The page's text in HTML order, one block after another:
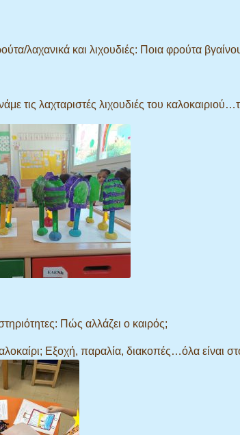
λαχανικά και λιχουδιές: Ποια φρούτα
τις λαχταριστές λιχουδιές του
Πώς αλλάζει ο καιρός;
Εξοχή, παραλία, διακοπές…όλα είναι